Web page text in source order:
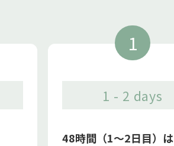
1 - 2 days
48時間（1〜2日目）は